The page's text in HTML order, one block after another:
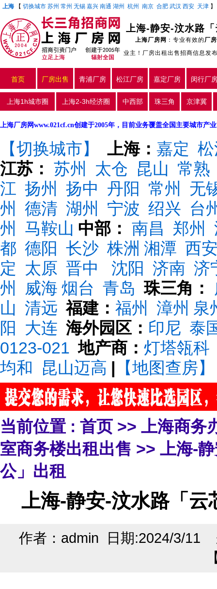
上海 【 切换城市 苏州 常州 无锡 嘉兴 南通 湖州 杭州 南京 合肥 武汉 西安 天津 】
上海-静安-汶水路
上海厂房网 ：专业有效的厂
业主！厂房出租出售招商信息发
首页 厂房出售 青浦厂房 松江厂房 嘉定厂房 闵行厂
上海1h城市圈 上海2-3h经济圈 中西部 珠三角 京津冀
上海厂房网www.021cf.cn创建于2005年，目前业务覆盖全国主要城市产
【切换城市】 上海： 嘉定
江苏： 苏州 太仓 昆山 常熟
江 扬州 扬中 丹阳 常州
无
州
德清 湖州 宁波 绍兴 台
州
马鞍山 中部： 南昌 郑州
都 德阳 长沙 株洲 湘潭 西
定 太原 晋中 沈阳 济南 济
州
威海 烟台 青岛 珠三角：
山 清远 福建： 福州 漳州 泉
阳
大连 海外园区： 印尼 泰
0123-021 地产商： 灯塔瓴科
均和
昆山迈高 | 【地图查房】
当前位置 : 首页 >> 上海商务
室商务楼出租出售 >> 上海-
公」出租
上海-静安-汶水路「
作者：admin 日期:2024/3/11